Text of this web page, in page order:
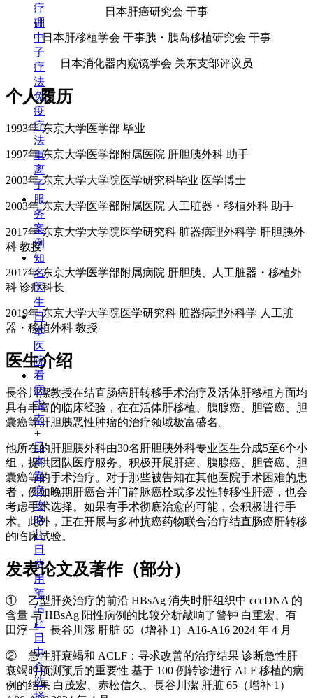
疗
硼
中
子
疗
法
免
疫
疗
法
重
离
子
服
务
案
例
知
名
医
生
日
本
医
院
看
病
指
南
+
日
本
看
病
攻
略
赴
日
费
用
预
估
赴
日
中
介
选
日本肝癌研究会 干事
日本肝移植学会 干事胰・胰岛移植研究会 干事
日本消化器内窥镜学会 关东支部评议员
个人履历
1993年 东京大学医学部 毕业
1997年 东京大学医学部附属医院 肝胆胰外科 助手
2003年 东京大学大学院医学研究科毕业 医学博士
2003年 东京大学医学部附属医院 人工脏器・移植外科 助手
2017年 东京大学大学院医学研究科 脏器病理外科学 肝胆胰外
科 教授
2017年 东京大学医学部附属病院 肝胆胰、人工脏器・移植外
科 诊疗科长
2019年 东京大学大学院医学研究科 脏器病理外科学 人工脏
器・移植外科 教授
医生介绍
長谷川潔教授在结直肠癌肝转移手术治疗及活体肝移植方面均
具有丰富的临床经验，在在活体肝移植、胰腺癌、胆管癌、胆
囊癌等肝胆胰恶性肿瘤的治疗领域极富盛名。
他所在的肝胆胰外科由30名肝胆胰外科专业医生分成5至6个小
组，提供团队医疗服务。积极开展肝癌、胰腺癌、胆管癌、胆
囊癌等的手术治疗。对于那些被告知在其他医院手术困难的患
者，例如晚期肝癌合并门静脉癌栓或多发性转移性肝癌，也会
考虑手术选择。如果有手术彻底治愈的可能，会积极进行手
术。此外，正在开展与多种抗癌药物联合治疗结直肠癌肝转移
的临床试验。
发表论文及著作（部分）
① 乙型肝炎治疗的前沿 HBsAg 消失时肝组织中 cccDNA 的
含量 与 HBsAg 阳性病例的比较分析敲响了警钟 白重宏、有
田淳一、長谷川潔 肝脏 65（增补 1）A16-A16 2024 年 4 月
② 急性肝衰竭和 ACLF：寻求改善的治疗结果 诊断急性肝
衰竭时预测预后的重要性 基于 100 例转诊进行 ALF 移植的病
例的结果 白茂宏、赤松信久、長谷川潔 肝脏 65（增补 1）